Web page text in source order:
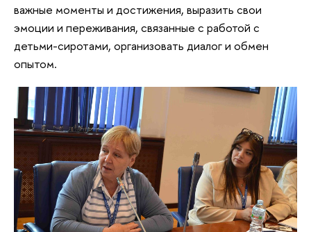
важные моменты и достижения, выразить свои
эмоции и переживания, связанные с работой с
детьми-сиротами, организовать диалог и обмен
опытом.